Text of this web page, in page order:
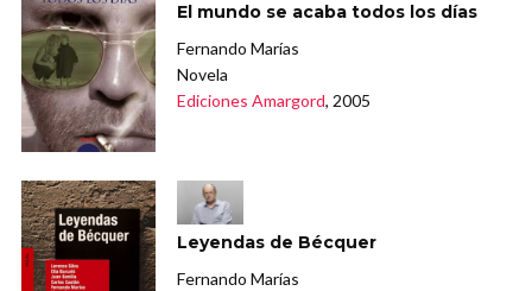
El mundo se acaba todos los días
Fernando Marías
Novela
Ediciones Amargord, 2005
Leyendas de Bécquer
Fernando Marías